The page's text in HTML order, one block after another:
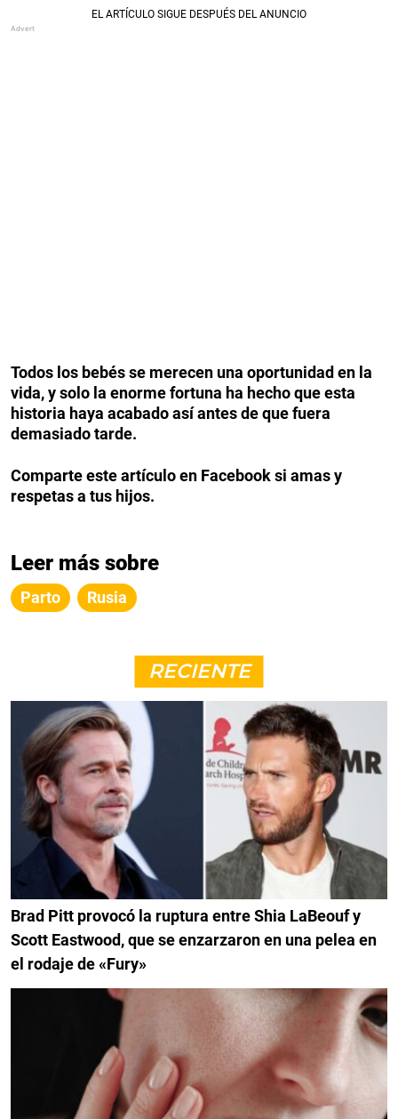
Todos los bebés se merecen una oportunidad en la
vida, y solo la enorme fortuna ha hecho que esta
historia haya acabado así antes de que fuera
demasiado tarde.
Comparte este artículo en Facebook si amas y
respetas a tus hijos.
Leer más sobre
Parto Rusia
RECIENTE
Brad Pitt provocó la ruptura entre Shia LaBeouf y
Scott Eastwood, que se enzarzaron en una pelea en
el rodaje de «Fury»